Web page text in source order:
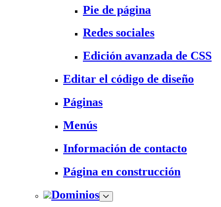
Pie de página
Redes sociales
Edición avanzada de CSS
Editar el código de diseño
Páginas
Menús
Información de contacto
Página en construcción
Dominios